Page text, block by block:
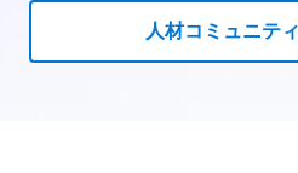
人材コミュニテ